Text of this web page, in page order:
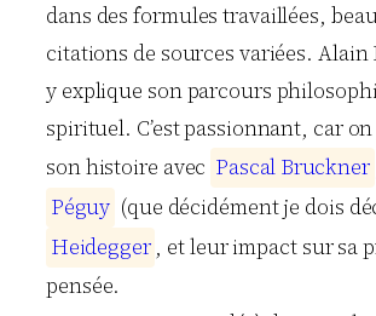
dans des formules travaillées,
citations de sources variées.
y explique son parcours
spirituel. C’est passionnant, car
son histoire avec Pascal Bruckner
Péguy (que décidément je dois
Heidegger , et leur impact sur sa
pensée.